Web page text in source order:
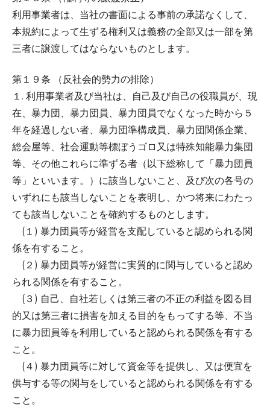
利用事業者は、当社の書面による事前の承諾なくして、
本規約によって生ずる権利又は義務の全部又は一部を第
三者に譲渡してはならないものとします。
第１９条 （反社会的勢力の排除）
１. 利用事業者及び当社は、自己及び自己の役職員が、現
在、暴力団、暴力団員、暴力団員でなくなった時から５
年を経過しない者、暴力団準構成員、暴力団関係企業、
総会屋等、社会運動等標ぼうゴロ又は特殊知能暴力集団
等、その他これらに準ずる者（以下総称して「暴力団員
等」といいます。）に該当しないこと、及び次の各号の
いずれにも該当しないことを表明し、かつ将来にわたっ
ても該当しないことを確約するものとします。
(１) 暴力団員等が経営を支配していると認められる関
係を有すること。
(２) 暴力団員等が経営に実質的に関与していると認め
られる関係を有すること。
(３) 自己、自社若しくは第三者の不正の利益を図る目
的又は第三者に損害を加える目的をもってする等、不当
に暴力団員等を利用していると認められる関係を有する
こと。
(４) 暴力団員等に対して資金等を提供し、又は便宜を
供与する等の関与をしていると認められる関係を有する
こと。